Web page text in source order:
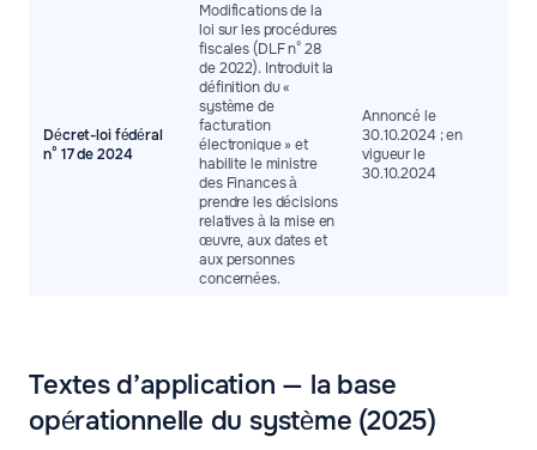
Décret-loi fédéral
n° 17 de 2024
Modifications de la
loi sur les procédures
fiscales (DLF n° 28
de 2022). Introduit la
définition du «
système de
facturation
électronique » et
habilite le ministre
des Finances à
prendre les décisions
relatives à la mise en
œuvre, aux dates et
aux personnes
concernées.
Annoncé le
30.10.2024 ; en
vigueur le
30.10.2024
Textes d’application — la base
opérationnelle du système (2025)